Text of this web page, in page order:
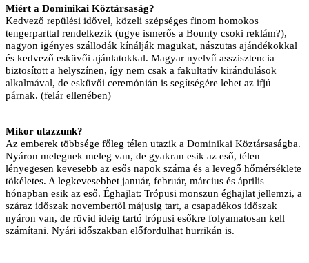
Miért a Dominikai Köztársaság?
Kedvező repülési idővel, közeli szépséges finom homokos
tengerparttal rendelkezik (ugye ismerős a Bounty csoki reklám?),
nagyon igényes szállodák kínálják magukat, nászutas ajándékokkal
és kedvező esküvői ajánlatokkal. Magyar nyelvű asszisztencia
biztosított a helyszínen, így nem csak a fakultatív kirándulások
alkalmával, de esküvői ceremónián is segítségére lehet az ifjú
párnak. (felár ellenében)
Mikor utazzunk?
Az emberek többsége főleg télen utazik a Dominikai Köztársaságba.
Nyáron melegnek meleg van, de gyakran esik az eső, télen
lényegesen kevesebb az esős napok száma és a levegő hőmérséklete
tökéletes. A legkevesebbet január, február, március és április
hónapban esik az eső. Éghajlat: Trópusi monszun éghajlat jellemzi, a
száraz időszak novembertől májusig tart, a csapadékos időszak
nyáron van, de rövid ideig tartó trópusi esőkre folyamatosan kell
számítani. Nyári időszakban előfordulhat hurrikán is.